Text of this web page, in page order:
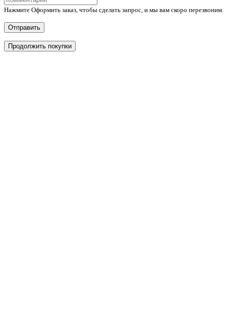
Нажмите Оформить заказ, чтобы сделать запрос, и мы вам скоро перезвоним
Отправить
Продолжить покупки